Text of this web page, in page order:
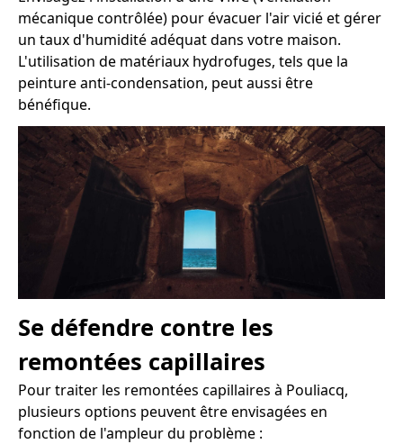
mécanique contrôlée) pour évacuer l'air vicié et gérer
un taux d'humidité adéquat dans votre maison.
L'utilisation de matériaux hydrofuges, tels que la
peinture anti-condensation, peut aussi être
bénéfique.
Se défendre contre les
remontées capillaires
Pour traiter les remontées capillaires à Pouliacq,
plusieurs options peuvent être envisagées en
fonction de l'ampleur du problème :